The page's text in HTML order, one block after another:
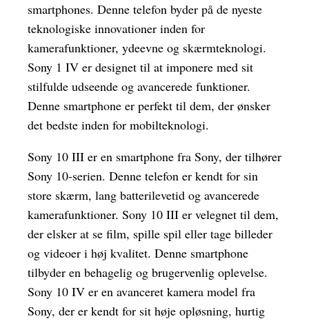
smartphones. Denne telefon byder på de nyeste
teknologiske innovationer inden for
kamerafunktioner, ydeevne og skærmteknologi.
Sony 1 IV er designet til at imponere med sit
stilfulde udseende og avancerede funktioner.
Denne smartphone er perfekt til dem, der ønsker
det bedste inden for mobilteknologi.
Sony 10 III er en smartphone fra Sony, der tilhører
Sony 10-serien. Denne telefon er kendt for sin
store skærm, lang batterilevetid og avancerede
kamerafunktioner. Sony 10 III er velegnet til dem,
der elsker at se film, spille spil eller tage billeder
og videoer i høj kvalitet. Denne smartphone
tilbyder en behagelig og brugervenlig oplevelse.
Sony 10 IV er en avanceret kamera model fra
Sony, der er kendt for sit høje opløsning, hurtig